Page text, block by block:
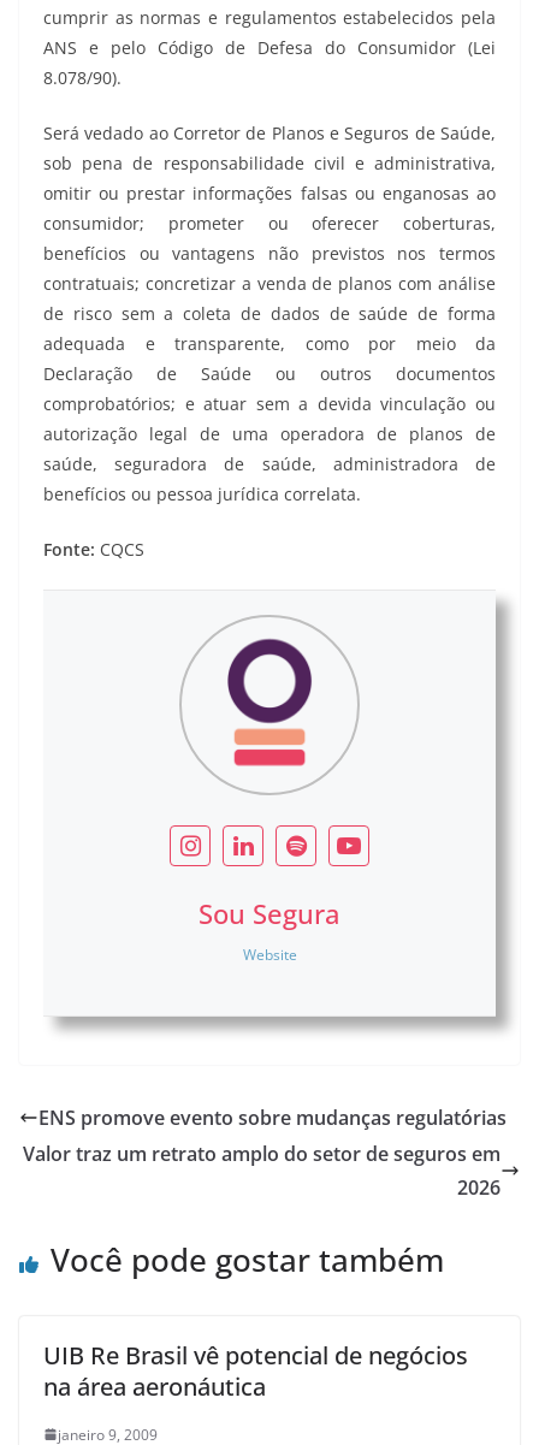
cumprir as normas e regulamentos estabelecidos pela
ANS e pelo Código de Defesa do Consumidor (Lei
8.078/90).
Será vedado ao Corretor de Planos e Seguros de Saúde,
sob pena de responsabilidade civil e administrativa,
omitir ou prestar informações falsas ou enganosas ao
consumidor; prometer ou oferecer coberturas,
benefícios ou vantagens não previstos nos termos
contratuais; concretizar a venda de planos com análise
de risco sem a coleta de dados de saúde de forma
adequada e transparente, como por meio da
Declaração de Saúde ou outros documentos
comprobatórios; e atuar sem a devida vinculação ou
autorização legal de uma operadora de planos de
saúde, seguradora de saúde, administradora de
benefícios ou pessoa jurídica correlata.
Fonte: CQCS
Sou Segura
Website
ENS promove evento sobre mudanças regulatórias
Valor traz um retrato amplo do setor de seguros em
2026
Você pode gostar também
UIB Re Brasil vê potencial de negócios
na área aeronáutica
janeiro 9, 2009